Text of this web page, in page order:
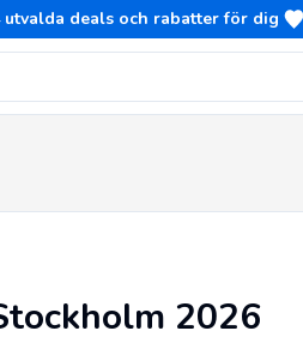
utvalda deals och rabatter för dig
2026